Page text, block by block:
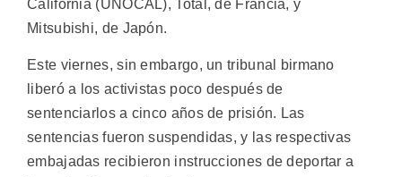
California (UNOCAL), Total, de Francia, y
Mitsubishi, de Japón.
Este viernes, sin embargo, un tribunal birmano
liberó a los activistas poco después de
sentenciarlos a cinco años de prisión. Las
sentencias fueron suspendidas, y las respectivas
embajadas recibieron instrucciones de deportar a